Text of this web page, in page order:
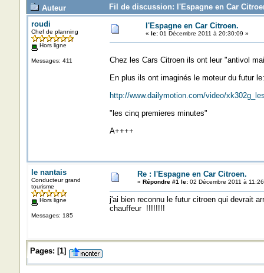
Auteur
Fil de discussion: l'Espagne en Car
roudi
Chef de planning
Hors ligne
Messages: 411
l'Espagne en Car Citroen.
« le:01 Décembre 2011 à 20:30:09 »
Chez les Cars Citroen ils ont leur "antivol
En plus ils ont imaginés le moteur du futur
http://www.dailymotion.com/video/
"les cinq premieres minutes"
A++++
le nantais
Conducteur grand
tourisme
Hors ligne
Messages: 185
Re : l'Espagne en Car Citroen.
« Répondre #1 le:02 Décembre 2011 à
j'ai bien reconnu le futur citroen qui devrait
chauffeur !!!!!!!!
Pages: [1]